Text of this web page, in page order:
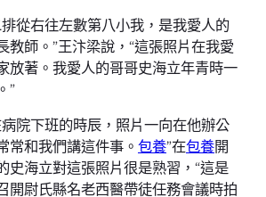
從右往左數第八小我，是我愛人的
教師。”王汴梁說，“這張照片在我愛
放著。我愛人的哥哥史海立年青時一
”
院下班的時辰，照片一向在他辦公
常和我們講這件事。 包養”在包養開
史海立對這張照片很是熟習，“這是
開尉氏縣名老西醫帶徒任務會議時拍